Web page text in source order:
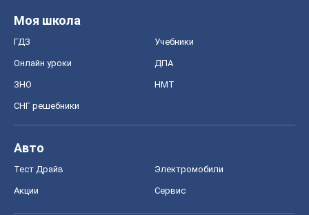
Моя школа
ГДЗ Учебники
Онлайн уроки ДПА
ЗНО НМТ
СНГ решебники
Авто
Тест Драйв Электромобили
Акции Сервис